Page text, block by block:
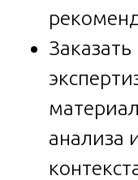
анализа